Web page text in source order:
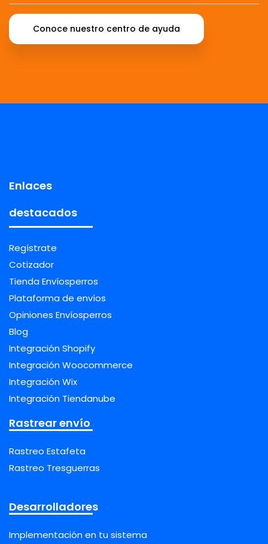
Conoce nuestro centro de ayuda
Enlaces
destacados
Regístrate
Cotizador
Tienda Envíosperros
Plataforma de envíos
Opiniones Envíosperros
Blog
Integración Shopify
Integración Woocommerce
Integración Wix
Integración Tiendanube
Rastrear envío
Rastreo Estafeta
Rastreo Tresguerras
Desarrolladores
Implementación en tu sistema